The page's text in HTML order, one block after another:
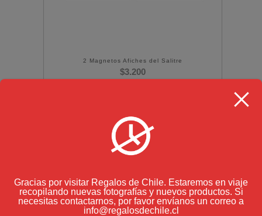
2 Magnetos Afiches del Salitre
$3.200
Gracias por visitar Regalos de Chile. Estaremos en viaje
recopilando nuevas fotografías y nuevos productos. Si
necesitas contactarnos, por favor envíanos un correo a
info@regalosdechile.cl